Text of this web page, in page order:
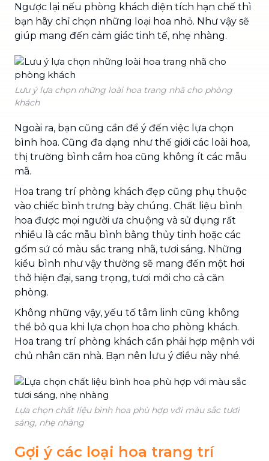
Ngược lại nếu phòng khách diện tích hạn chế thì
bạn hãy chỉ chọn những loại hoa nhỏ. Như vậy sẽ
giúp mang đến cảm giác tinh tế, nhẹ nhàng.
Lưu ý lựa chọn những loài hoa trang nhã cho phòng
khách
Ngoài ra, bạn cũng cần để ý đến việc lựa chọn
bình hoa. Cũng đa dạng như thế giới các loài hoa,
thị trường bình cắm hoa cũng không ít các mẫu
mã.
Hoa trang trí phòng khách đẹp cũng phụ thuộc
vào chiếc bình trưng bày chúng. Chất liệu bình
hoa được mọi người ưa chuộng và sử dụng rất
nhiều là các mẫu bình bằng thủy tinh hoặc các
gốm sứ có màu sắc trang nhã, tươi sáng. Những
kiểu bình như vậy thường sẽ mang đến một hơi
thở hiện đại, sang trọng, tươi mới cho cả căn
phòng.
Không những vậy, yếu tố tâm linh cũng không
thể bỏ qua khi lựa chọn hoa cho phòng khách.
Hoa trang trí phòng khách cần phải hợp mệnh với
chủ nhân căn nhà. Bạn nên lưu ý điều này nhé.
Lựa chọn chất liệu bình hoa phù hợp với màu sắc tươi
sáng, nhẹ nhàng
Gợi ý các loại hoa trang trí